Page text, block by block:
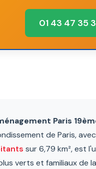
01 43 47 35
Paris
de Paris,
sur 6,79 km², est
verts et familiaux de